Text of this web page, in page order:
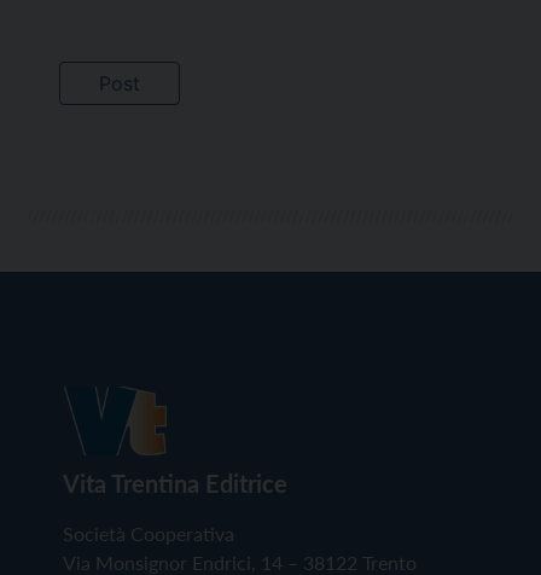
Vita Trentina Editrice
Società Cooperativa
Via Monsignor Endrici, 14 – 38122 Trento